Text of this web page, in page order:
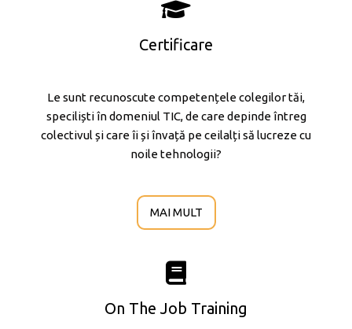
Certificare
Le sunt recunoscute competențele colegilor tăi,
speciliști în domeniul TIC, de care depinde întreg
colectivul și care îi și învață pe ceilalți să lucreze cu
noile tehnologii?
MAI MULT
On The Job Training